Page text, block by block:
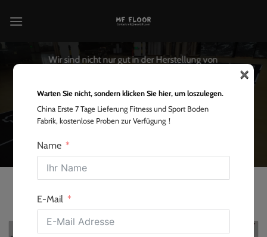
Inhalt
Wir sind nicht nur gut in der Herstellung von
auf einem hohen Niveau, es gibt Beiträge, die man nicht
Startseite"Blog
Warten Sie nicht, sondern klicken Sie hier, um loszulegen.
China Erste 7 Tage Lieferung Fitness und Sport Boden
Fabrik, kostenlose Proben zur Verfügung！
Name
E-Mail
×